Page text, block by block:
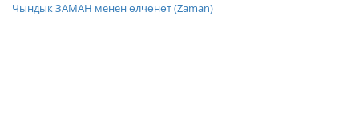
Чындык ЗАМАН менен өлчөнөт (Zaman)